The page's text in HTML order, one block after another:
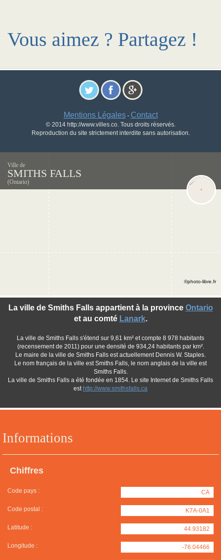
Vous aimez ? Partagez !
Mentions Légales- Contact
© 2014 http://www.villes.co. Tous droits réservés.
Reproduction du site strictement interdite sans autorisation.
Ville de
SMITHS FALLS
(Ontario)
Informations
Chiffres
Code pays : CA
Code postal : K7A-0A1
Latitude : 44.93182
Longitude : -76.04466
La ville de Smiths Falls appartient à la province Ontario
et au comté Lanark.
La ville de Smiths Falls s'étend sur 9,61 km² et compte 8 978 habitants
(recensement de 2011) pour une densité de 934,24 habitants par km².
Le maire de la ville de Smiths Falls est actuellement Dennis W. Staples.
Le nom français de la ville est Smiths Falls, le nom anglais de la ville est
Smiths Falls.
La ville de Smiths Falls a été fondée en 1854. Le site Internet de Smiths Falls
est http://www.smithsfalls.ca
©photo-libre.fr